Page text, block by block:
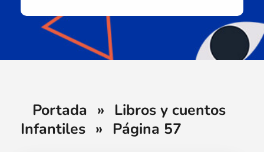
Portada » Libros y cuentos
Infantiles » Página 57